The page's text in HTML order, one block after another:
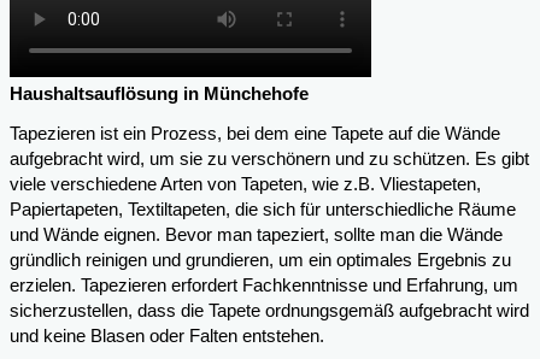
Haushaltsauflösung in Münchehofe
Tapezieren ist ein Prozess, bei dem eine Tapete auf die Wände
aufgebracht wird, um sie zu verschönern und zu schützen. Es gibt
viele verschiedene Arten von Tapeten, wie z.B. Vliestapeten,
Papiertapeten, Textiltapeten, die sich für unterschiedliche Räume
und Wände eignen. Bevor man tapeziert, sollte man die Wände
gründlich reinigen und grundieren, um ein optimales Ergebnis zu
erzielen. Tapezieren erfordert Fachkenntnisse und Erfahrung, um
sicherzustellen, dass die Tapete ordnungsgemäß aufgebracht wird
und keine Blasen oder Falten entstehen.